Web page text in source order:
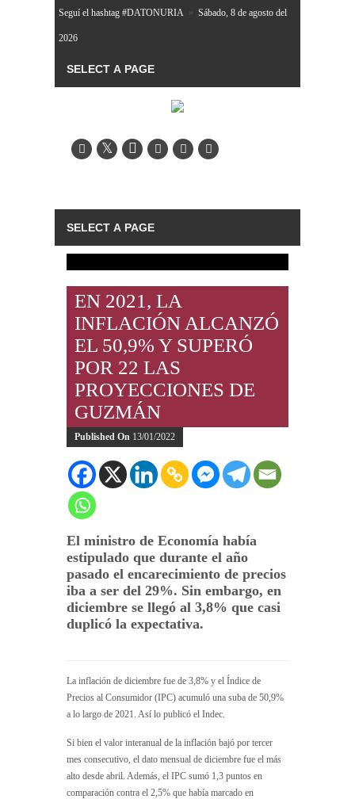
Seguí el hashtag #DATONURIA » Sábado, 8 de agosto del
2026
EN 2021, LA
INFLACIÓN ALCANZÓ
EL 50,9% Y SUPERÓ
POR 22 LAS
PROYECCIONES DE
GUZMÁN
Published On 13/01/2022
El ministro de Economía había
estipulado que durante el año
pasado el encarecimiento de precios
iba a ser del 29%. Sin embargo, en
diciembre se llegó al 3,8% que casi
duplicó la expectativa.
La inflación de diciembre fue de 3,8% y el Índice de
Precios al Consumidor (IPC) acumuló una suba de 50,9%
a lo largo de 2021. Así lo publicó el Indec.
Si bien el valor interanual de la inflación bajó por tercer
mes consecutivo, el dato mensual de diciembre fue el más
alto desde abril. Además, el IPC sumó 1,3 puntos en
comparación contra el 2,5% que había marcado en